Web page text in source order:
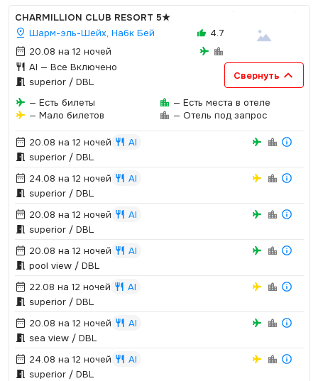
CHARMILLION CLUB RESORT 5★
Шарм-эль-Шейх, Набк Бей
20.08 на 12 ночей
AI — Все Включено
4.7
superior / DBL
Свернуть
— Есть билеты
— Мало билетов
— Есть места в отеле
— Отель под запрос
20.08 на 12 ночей
AI
superior / DBL
24.08 на 12 ночей
AI
superior / DBL
20.08 на 12 ночей
AI
superior / DBL
20.08 на 12 ночей
AI
pool view / DBL
22.08 на 12 ночей
AI
superior / DBL
20.08 на 12 ночей
AI
sea view / DBL
24.08 на 12 ночей
AI
superior / DBL